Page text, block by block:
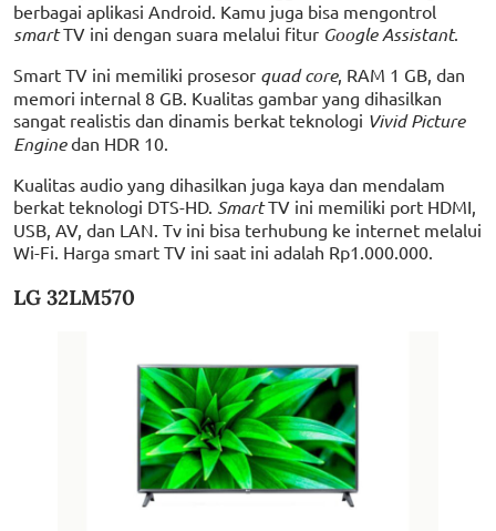
berbagai aplikasi Android. Kamu juga bisa mengontrol
smartTV ini dengan suara melalui fitur Google Assistant.
Smart TV ini memiliki prosesor quad core, RAM 1 GB, dan
memori internal 8 GB. Kualitas gambar yang dihasilkan
sangat realistis dan dinamis berkat teknologi Vivid Picture
Enginedan HDR 10.
Kualitas audio yang dihasilkan juga kaya dan mendalam
berkat teknologi DTS-HD. SmartTV ini memiliki port HDMI,
USB, AV, dan LAN. Tv ini bisa terhubung ke internet melalui
Wi-Fi. Harga smart TV ini saat ini adalah Rp1.000.000.
LG 32LM570